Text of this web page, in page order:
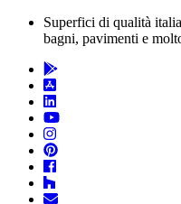
Superfici di qualità
bagni, pavimenti e